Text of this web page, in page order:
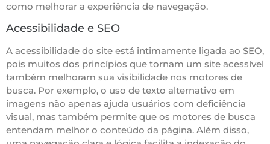
como melhorar a experiência de navegação.
Acessibilidade e SEO
A acessibilidade do site está intimamente ligada ao SEO,
pois muitos dos princípios que tornam um site acessível
também melhoram sua visibilidade nos motores de
busca. Por exemplo, o uso de texto alternativo em
imagens não apenas ajuda usuários com deficiência
visual, mas também permite que os motores de busca
entendam melhor o conteúdo da página. Além disso,